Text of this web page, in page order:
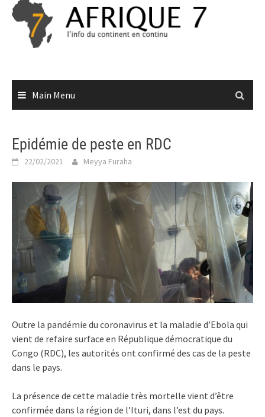
Skip
content
Main Menu
Epidémie de peste en RDC
22/02/2021 Meyya Furaha
Outre la pandémie du coronavirus et la maladie d’Ebola qui
vient de refaire surface en République démocratique du
Congo (RDC), les autorités ont confirmé des cas de la peste
dans le pays.
La présence de cette maladie très mortelle vient d’être
confirmée dans la région de l’Ituri, dans l’est du pays.